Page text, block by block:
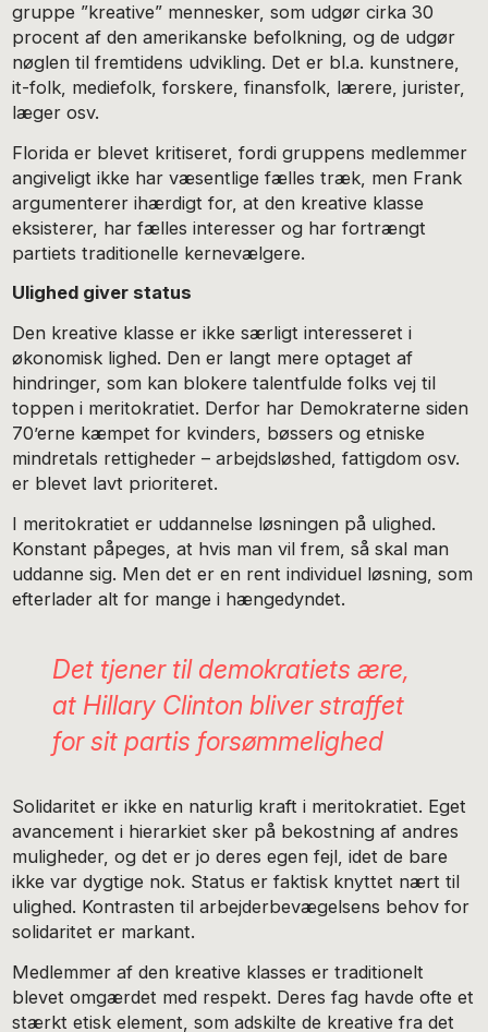
gruppe ”kreative” mennesker, som udgør cirka 30
procent af den amerikanske befolkning, og de udgør
nøglen til fremtidens udvikling. Det er bl.a. kunstnere,
it-folk, mediefolk, forskere, finansfolk, lærere, jurister,
læger osv.
Florida er blevet kritiseret, fordi gruppens medlemmer
angiveligt ikke har væsentlige fælles træk, men Frank
argumenterer ihærdigt for, at den kreative klasse
eksisterer, har fælles interesser og har fortrængt
partiets traditionelle kernevælgere.
Ulighed giver status
Den kreative klasse er ikke særligt interesseret i
økonomisk lighed. Den er langt mere optaget af
hindringer, som kan blokere talentfulde folks vej til
toppen i meritokratiet. Derfor har Demokraterne siden
70’erne kæmpet for kvinders, bøssers og etniske
mindretals rettigheder – arbejdsløshed, fattigdom osv.
er blevet lavt prioriteret.
I meritokratiet er uddannelse løsningen på ulighed.
Konstant påpeges, at hvis man vil frem, så skal man
uddanne sig. Men det er en rent individuel løsning, som
efterlader alt for mange i hængedyndet.
Det tjener til demokratiets ære,
at Hillary Clinton bliver straffet
for sit partis forsømmelighed
Solidaritet er ikke en naturlig kraft i meritokratiet. Eget
avancement i hierarkiet sker på bekostning af andres
muligheder, og det er jo deres egen fejl, idet de bare
ikke var dygtige nok. Status er faktisk knyttet nært til
ulighed. Kontrasten til arbejderbevægelsens behov for
solidaritet er markant.
Medlemmer af den kreative klasses er traditionelt
blevet omgærdet med respekt. Deres fag havde ofte et
stærkt etisk element, som adskilte de kreative fra det